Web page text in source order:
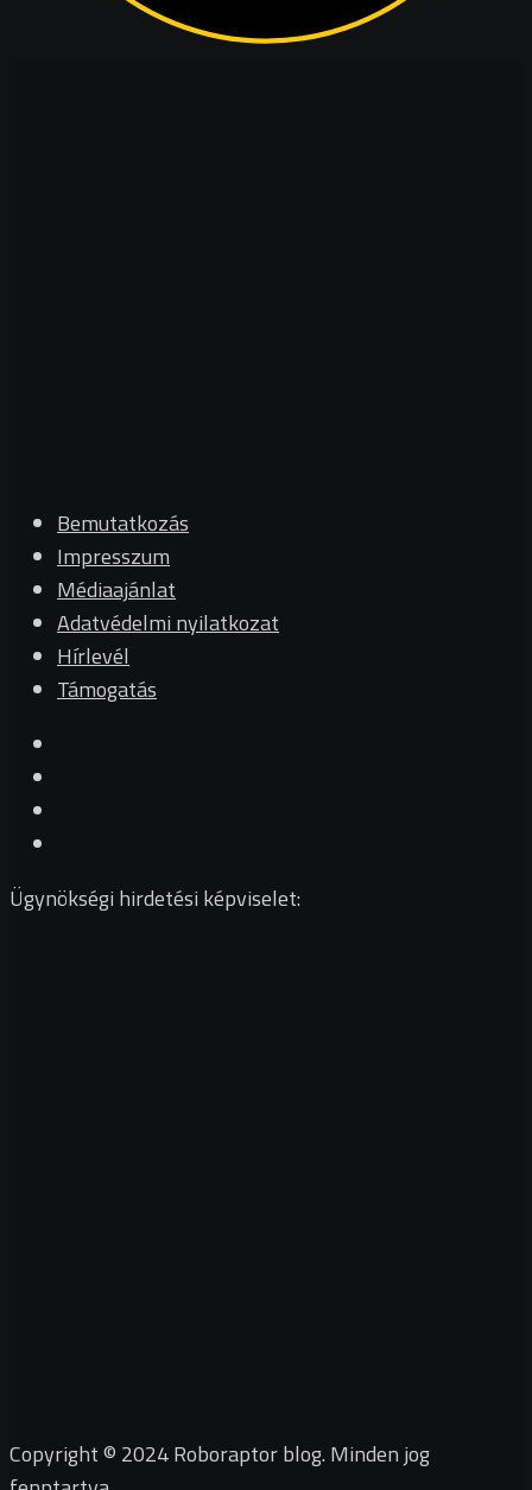
Bemutatkozás
Impresszum
Médiaajánlat
Adatvédelmi nyilatkozat
Hírlevél
Támogatás
Ügynökségi hirdetési képviselet:
Copyright © 2024 Roboraptor blog. Minden jog